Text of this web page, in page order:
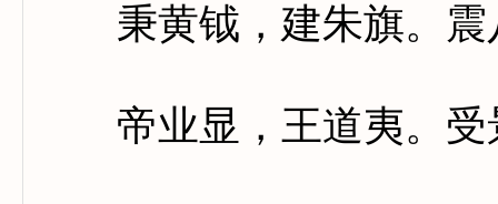
秉黄钺，建朱旗。震
帝业显，王道夷。受